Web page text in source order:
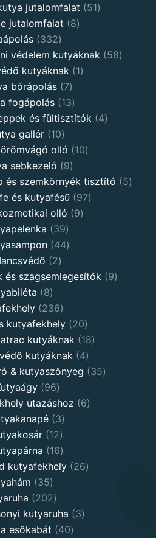
products
jutalomfalat 5151
jutalomfalat 88
332332
products
védelem kutyáknak 5858
kutyáknak 11
bőrápolás 77
products
fogápolás 1313
products
és fültisztítók 44
gallér 1010
products
olló 1010
sebkezelő 99
products
és szemkörnyék tisztító 55
és kutyafésű 9797
olló 99
3939
products
4444
22
products
és szagsemlegesítők 99
88
products
236236
products
kutyafekhely 2020
products
kutyáknak 1818
kutyáknak 44
products
& kutyaszőnyeg 3535
9696
products
utazáshoz 66
33
products
1212
products
1616
products
kutyafekhely 2626
3535
products
202202
products
kutyaruha 33
esőkabát 4040